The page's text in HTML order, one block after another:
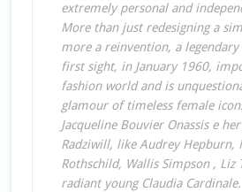
extremely personal and
More than just redesigning a
more a reinvention, a
first sight, in January 1960,
fashion world and is
glamour of timeless female
Jacqueline Bouvier Onassis e
Radziwill, like Audrey Hepburn,
Rothschild, Wallis Simpson , Liz
radiant young Claudia Cardinale.